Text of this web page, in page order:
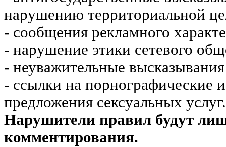
нарушению территориальной
- сообщения рекламного
- нарушение этики сетевого
- неуважительные
- ссылки на порнографические
предложения сексуальных услуг.
Нарушители правил будут
комментирования.